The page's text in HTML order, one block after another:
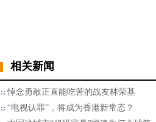
相关新闻
悼念勇敢正直能吃苦的战友林荣基
“电视认罪”，将成为香港新常态？